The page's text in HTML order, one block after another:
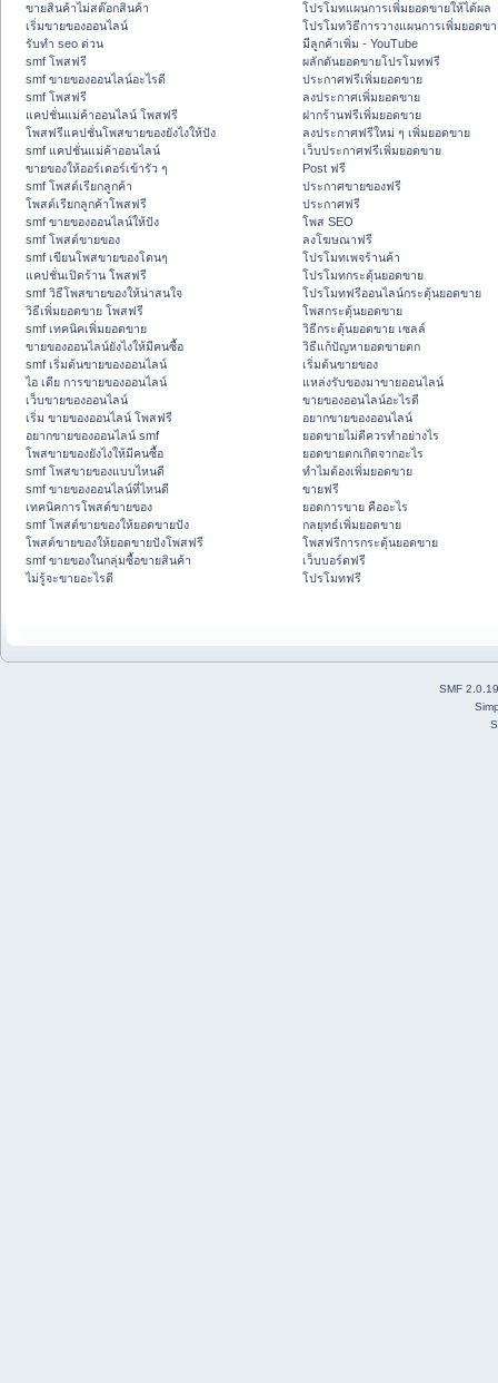
ขายสินค้าไม่สต๊อกสินค้า
เริ่มขายของออนไลน์
รับทำ seo ด่วน
smf โพสฟรี
smf ขายของออนไลน์อะไรดี
smf โพสฟรี
แคปชั่นแม่ค้าออนไลน์ โพสฟรี
โพสฟรีแคปชั่นโพสขายของยังไงให้ปัง
smf แคปชั่นแม่ค้าออนไลน์
ขายของให้ออร์เดอร์เข้ารัว ๆ
smf โพสต์เรียกลูกค้า
โพสต์เรียกลูกค้าโพสฟรี
smf ขายของออนไลน์ให้ปัง
smf โพสต์ขายของ
smf เขียนโพสขายของโดนๆ
แคปชั่นเปิดร้าน โพสฟรี
smf วิธีโพสขายของให้น่าสนใจ
วิธีเพิ่มยอดขาย โพสฟรี
smf เทคนิคเพิ่มยอดขาย
ขายของออนไลน์ยังไงให้มีคนซื้อ
smf เริ่มต้นขายของออนไลน์
ไอ เดีย การขายของออนไลน์
เว็บขายของออนไลน์
เริ่ม ขายของออนไลน์ โพสฟรี
อยากขายของออนไลน์ smf
โพสขายของยังไงให้มีคนซื้อ
smf โพสขายของแบบไหนดี
smf ขายของออนไลน์ที่ไหนดี
เทคนิคการโพสต์ขายของ
smf โพสต์ขายของให้ยอดขายปัง
โพสต์ขายของให้ยอดขายปังโพสฟรี
smf ขายของในกลุ่มซื้อขายสินค้า
ไม่รู้จะขายอะไรดี
โปรโมทแผนการเพิ่มยอดขายให้ได้ผล
โปรโมทวิธีการวางแผนการเพิ่มยอดข
มีลูกค้าเพิ่ม - YouTube
ผลักดันยอดขายโปรโมทฟรี
ประกาศฟรีเพิ่มยอดขาย
ลงประกาศเพิ่มยอดขาย
ฝากร้านฟรีเพิ่มยอดขาย
ลงประกาศฟรีใหม่ ๆ เพิ่มยอดขาย
เว็บประกาศฟรีเพิ่มยอดขาย
Post ฟรี
ประกาศขายของฟรี
ประกาศฟรี
โพส SEO
ลงโฆษณาฟรี
โปรโมทเพจร้านค้า
โปรโมทกระตุ้นยอดขาย
โปรโมทฟรีออนไลน์กระตุ้นยอดขาย
โพสกระตุ้นยอดขาย
วิธีกระตุ้นยอดขาย เซลล์
วิธีแก้ปัญหายอดขายตก
เริ่มต้นขายของ
แหล่งรับของมาขายออนไลน์
ขายของออนไลน์อะไรดี
อยากขายของออนไลน์
ยอดขายไม่ดีควรทำอย่างไร
ยอดขายตกเกิดจากอะไร
ทำไมต้องเพิ่มยอดขาย
ขายฟรี
ยอดการขาย คืออะไร
กลยุทธ์เพิ่มยอดขาย
โพสฟรีการกระตุ้นยอดขาย
เว็บบอร์ดฟรี
โปรโมทฟรี
SMF 2.0.19